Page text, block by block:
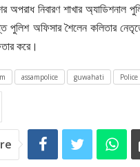
অপরাধ নিবারণ শাখার অ্যাডিশনাল
পুলিশ অফিসার শৈলেন কলিতার
করে।
assampolice guwahati Police